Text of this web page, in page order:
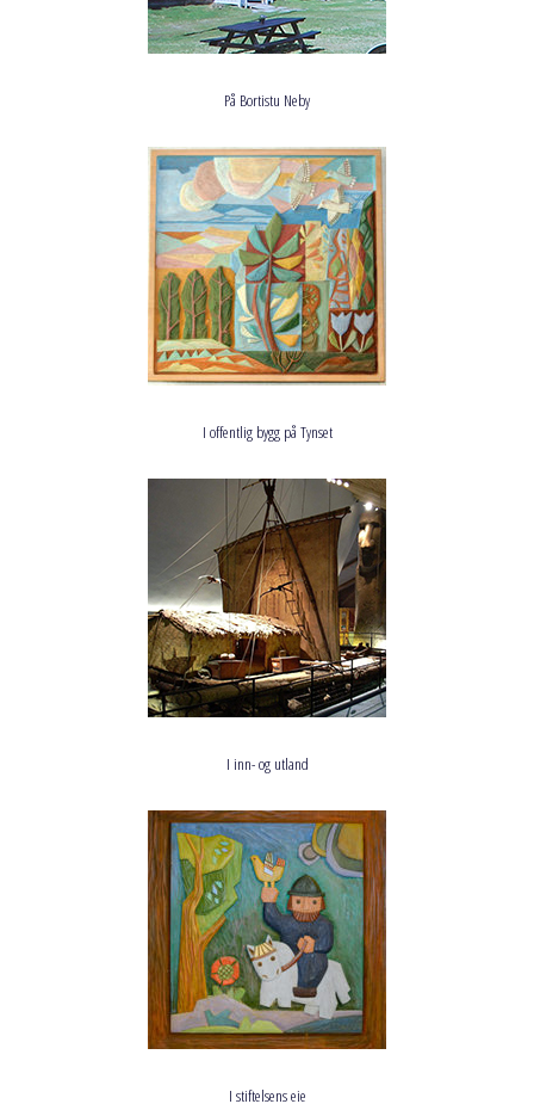
På Bortistu Neby
I offentlig bygg på Tynset
I inn- og utland
I stiftelsens eie